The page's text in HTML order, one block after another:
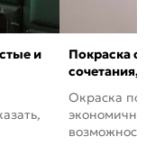
и
Покраска
сочетания,
Окраска